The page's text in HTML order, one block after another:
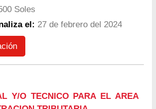
Soles
el: 27 de febrero del 2024
Y/O TECNICO PARA EL AREA